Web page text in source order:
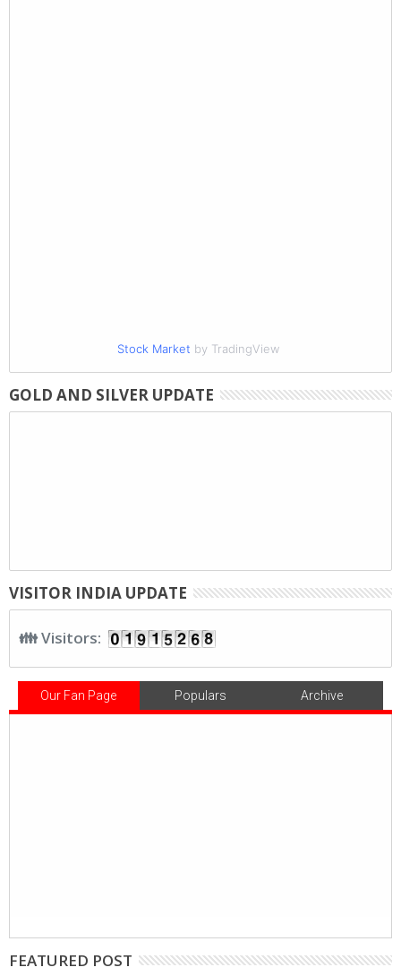
Stock Market by TradingView
GOLD AND SILVER UPDATE
VISITOR INDIA UPDATE
👪 Visitors:
Our Fan Page Populars Archive
FEATURED POST